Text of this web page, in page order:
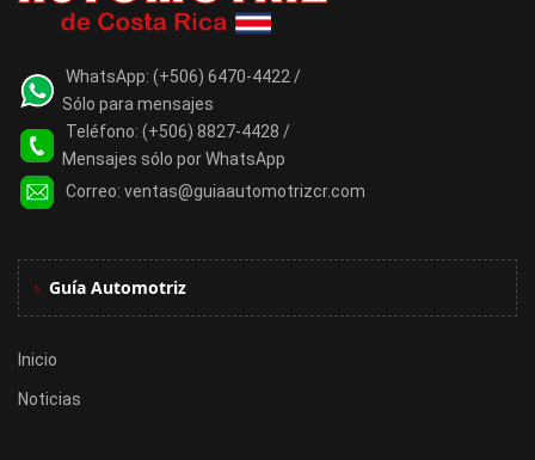
WhatsApp: (+506) 6470-4422 /
Sólo para mensajes
Teléfono: (+506) 8827-4428 /
Mensajes sólo por WhatsApp
Correo: ventas@guiaautomotrizcr.com
Guía Automotriz
Inicio
Noticias